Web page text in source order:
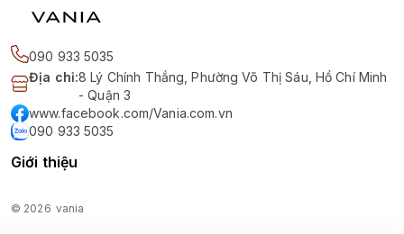
090 933 5035
Địa chỉ:8 Lý Chính Thắng, Phường Võ Thị Sáu, Hồ Chí Minh
- Quận 3
www.facebook.com/Vania.com.vn
090 933 5035
Giới thiệu
© 2026 vania